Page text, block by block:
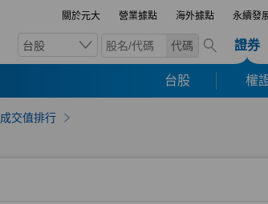
關於元大 營業據點 海外據點 永續發
台股 代碼 證券
台股 權
成交值排行